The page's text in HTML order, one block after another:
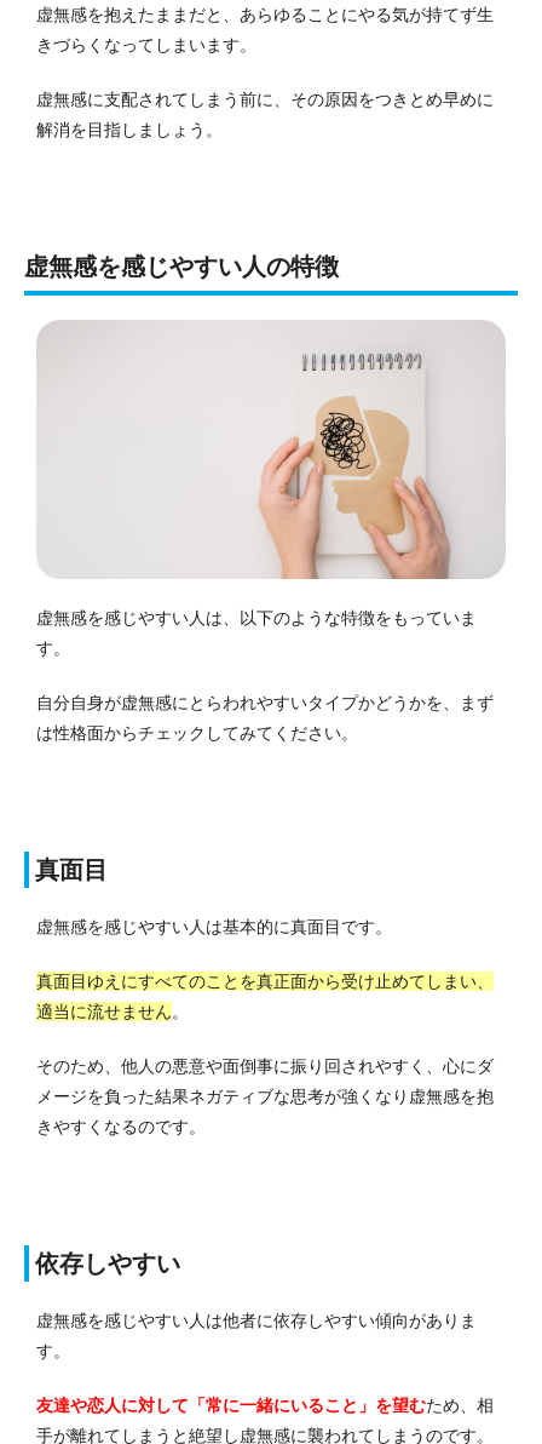
虚無感を抱えたままだと、あらゆることにやる気が持てず生
きづらくなってしまいます。
虚無感に支配されてしまう前に、その原因をつきとめ早めに
解消を目指しましょう。
虚無感を感じやすい人の特徴
虚無感を感じやすい人は、以下のような特徴をもっていま
す。
自分自身が虚無感にとらわれやすいタイプかどうかを、まず
は性格面からチェックしてみてください。
真面目
虚無感を感じやすい人は基本的に真面目です。
真面目ゆえにすべてのことを真正面から受け止めてしまい、
適当に流せません。
そのため、他人の悪意や面倒事に振り回されやすく、心にダ
メージを負った結果ネガティブな思考が強くなり虚無感を抱
きやすくなるのです。
依存しやすい
虚無感を感じやすい人は他者に依存しやすい傾向がありま
す。
友達や恋人に対して「常に一緒にいること」を望むため、相
手が離れてしまうと絶望し虚無感に襲われてしまうのです。